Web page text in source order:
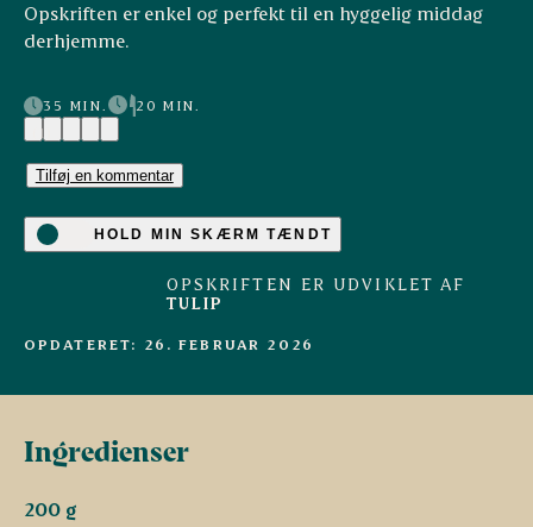
Opskriften er enkel og perfekt til en hyggelig middag
derhjemme.
35 MIN.
20 MIN.
(1)
Tilføj en kommentar
HOLD MIN SKÆRM TÆNDT
OPSKRIFTEN ER UDVIKLET AF
TULIP
OPDATERET: 26. FEBRUAR 2026
Ingredienser
200 g